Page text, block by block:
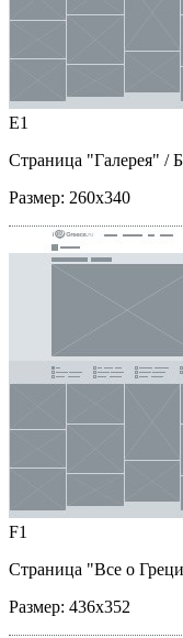
E1
Страница "Галерея" /
Размер: 260x340
F1
Страница "Все о
Размер: 436x352